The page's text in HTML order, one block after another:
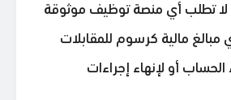
لا تطلب أي منصة توظيف موثوقة
مالية كرسوم للمقابلات
أو لإنهاء إجراءات